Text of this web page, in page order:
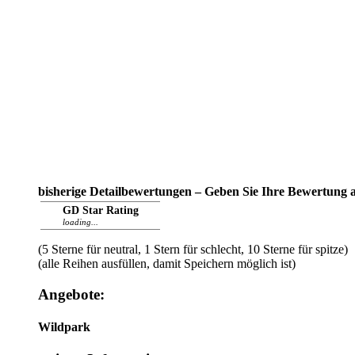
bisherige Detailbewertungen – Geben Sie Ihre Bewertung
GD Star Rating
loading...
(5 Sterne für neutral, 1 Stern für schlecht, 10 Sterne für spitze)
(alle Reihen ausfüllen, damit Speichern möglich ist)
Angebote:
Wildpark